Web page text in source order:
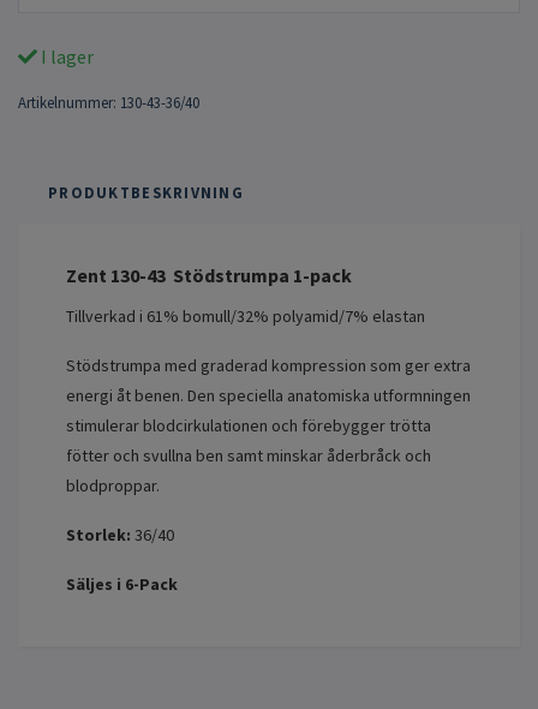
I lager
Artikelnummer: 130-43-36/40
PRODUKTBESKRIVNING
Zent 130-43 Stödstrumpa 1-pack
Tillverkad i 61% bomull/32% polyamid/7% elastan
Stödstrumpa med graderad kompression som ger extra
energi åt benen. Den speciella anatomiska utformningen
stimulerar blodcirkulationen och förebygger trötta
fötter och svullna ben samt minskar åderbråck och
blodproppar.
Storlek: 36/40
Säljes i 6-Pack